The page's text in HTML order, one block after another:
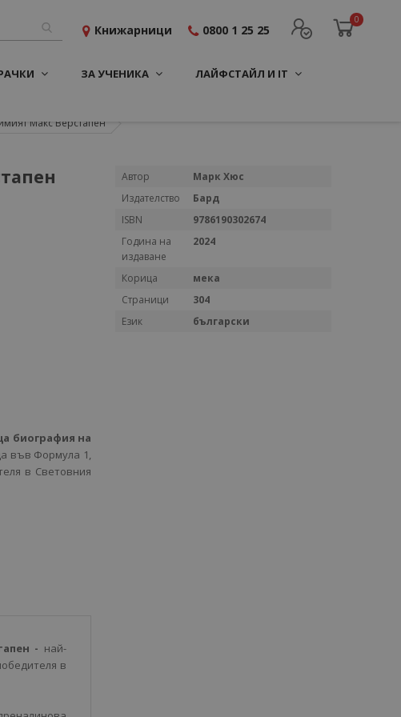
0
Книжарници 0800 1 25 25
ЗА УЧЕНИКА ЛАЙФСТАЙЛ И IT
Макс Верстапен
биография на
във Формула 1,
в Световния
- най-
в
Повече
Автор
Марк Хюс
Издателство
Бард
ISBN
9786190302674
Година на
издаване
2024
Корица
мека
Страници
304
Език
български